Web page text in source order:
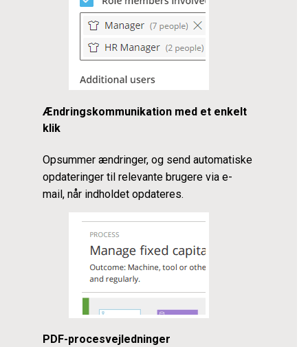
Ændringskommunikation med et enkelt
klik
Opsummer ændringer, og send automatiske
opdateringer til relevante brugere via e-
mail, når indholdet opdateres.
PDF-procesvejledninger